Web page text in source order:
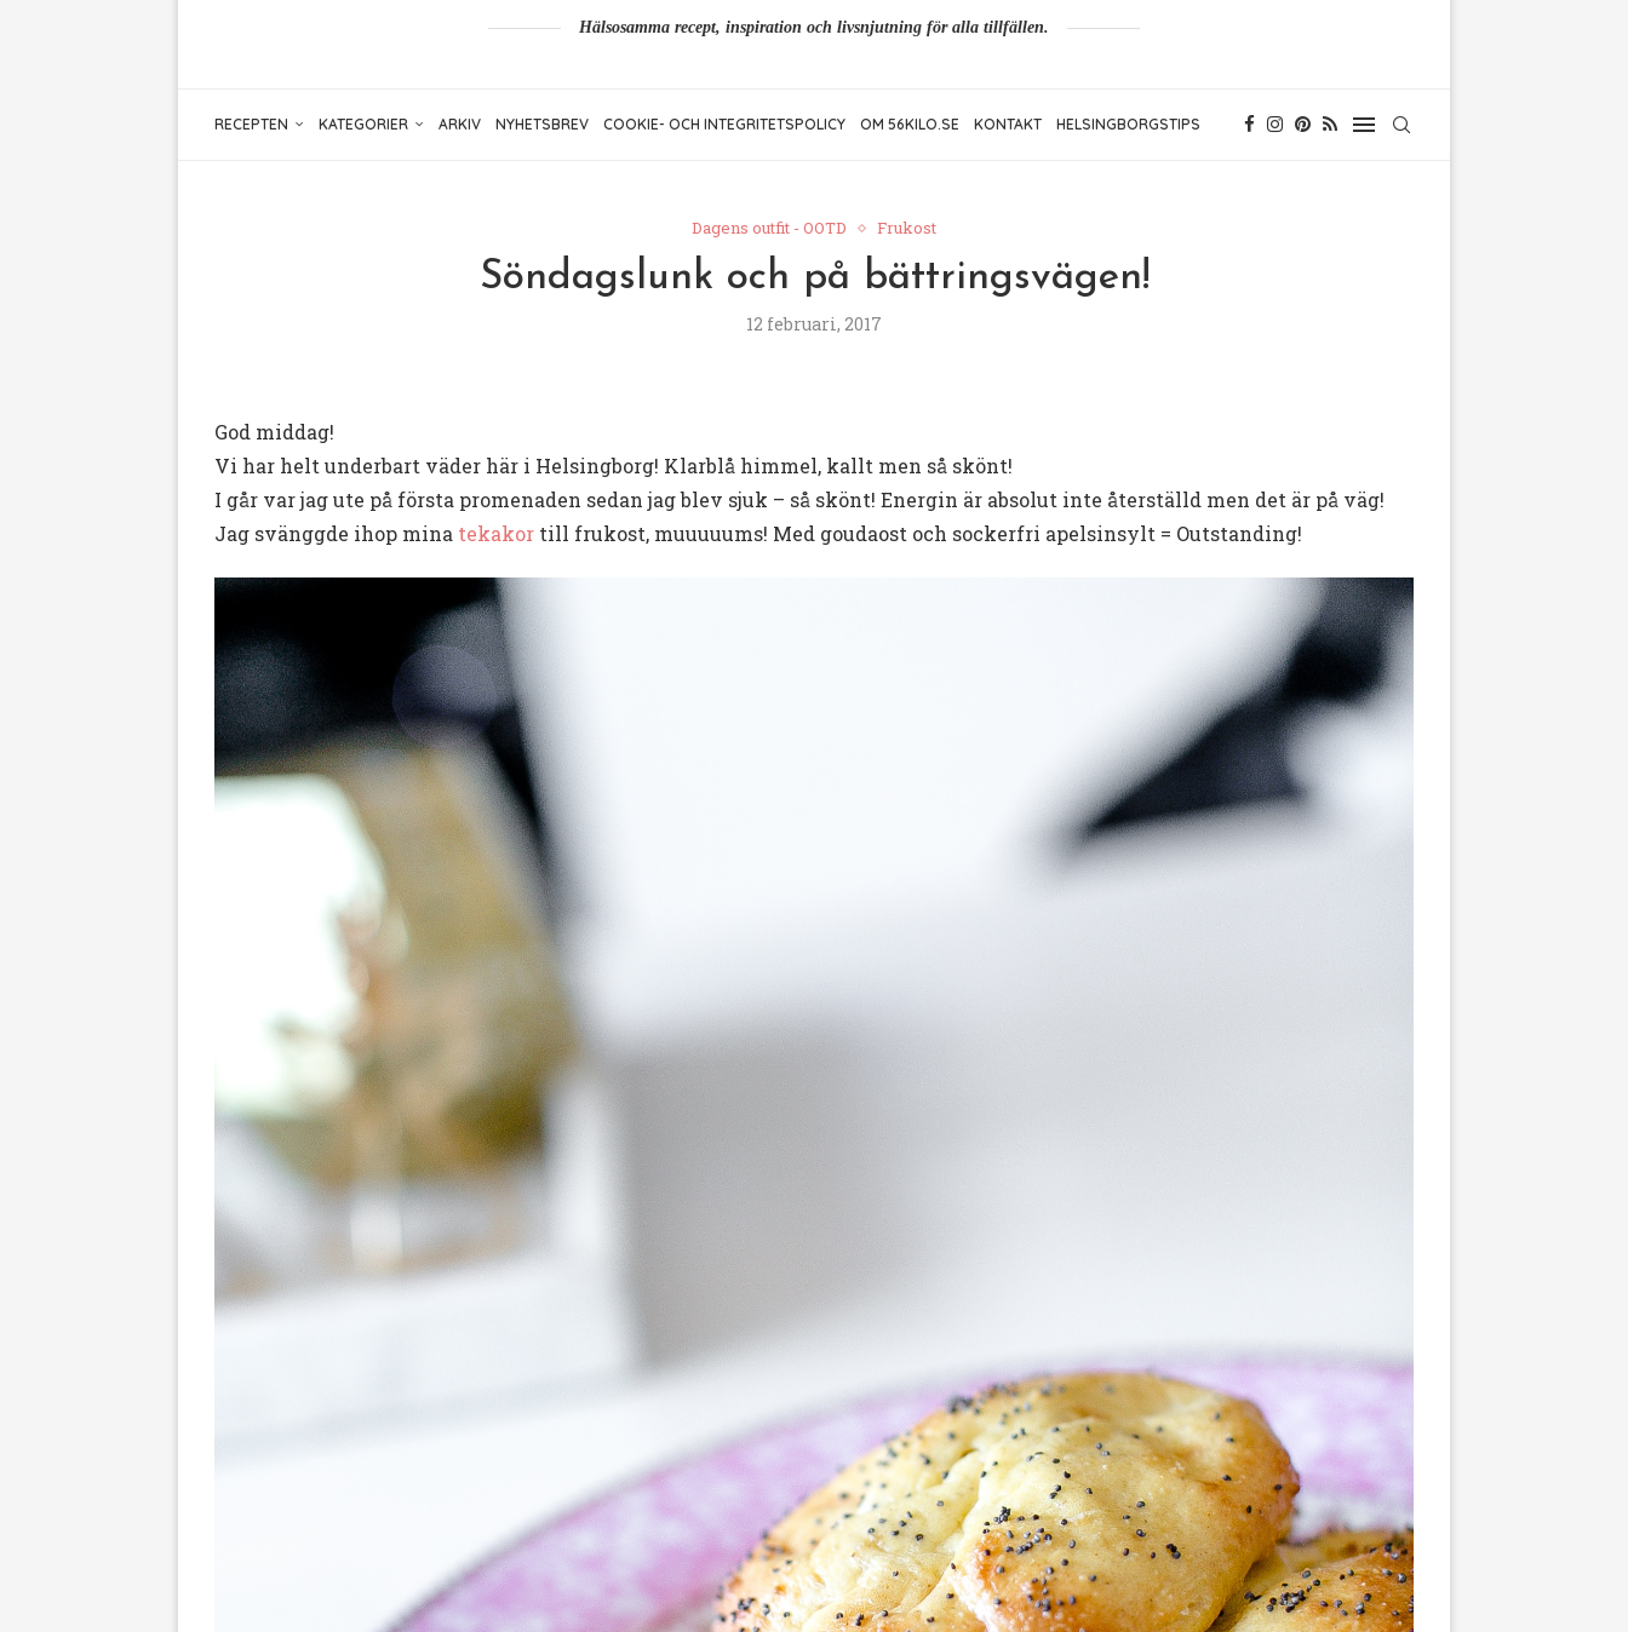
Hälsosamma recept, inspiration och livsnjutning för alla tillfällen.
RECEPTEN KATEGORIER ARKIV NYHETSBREV COOKIE- OCH INTEGRITETSPOLICY OM 56KILO.SE KONTAKT HELSINGBORGSTIPS
Dagens outfit - OOTD Frukost
Söndagslunk och på bättringsvägen!
12 februari, 2017
God middag!
Vi har helt underbart väder här i Helsingborg! Klarblå himmel, kallt men så skönt!
I går var jag ute på första promenaden sedan jag blev sjuk – så skönt! Energin är absolut inte återställd men det är på väg!
Jag svänggde ihop mina tekakor till frukost, muuuuums! Med goudaost och sockerfri apelsinsylt = Outstanding!